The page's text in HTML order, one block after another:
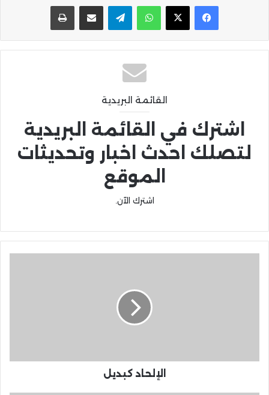
واتساب تيلقرام مشاركة عبر البريد
القائمة البريدية
اشترك في القائمة البريدية
لتصلك احدث اخبار وتحديثات
الموقع
اشترك الآن.
الإلحاد كبديل